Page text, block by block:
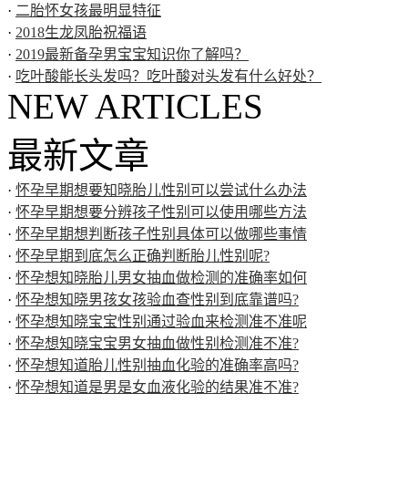
· 二胎怀女孩最明显特征
· 2018生龙凤胎祝福语
· 2019最新备孕男宝宝知识你了解吗？
· 吃叶酸能长头发吗？吃叶酸对头发有什么好处？
NEW ARTICLES
最新文章
· 怀孕早期想要知晓胎儿性别可以尝试什么办法
· 怀孕早期想要分辨孩子性别可以使用哪些方法
· 怀孕早期想判断孩子性别具体可以做哪些事情
· 怀孕早期到底怎么正确判断胎儿性别呢?
· 怀孕想知晓胎儿男女抽血做检测的准确率如何
· 怀孕想知晓男孩女孩验血查性别到底靠谱吗?
· 怀孕想知晓宝宝性别通过验血来检测准不准呢
· 怀孕想知晓宝宝男女抽血做性别检测准不准?
· 怀孕想知道胎儿性别抽血化验的准确率高吗?
· 怀孕想知道是男是女血液化验的结果准不准?